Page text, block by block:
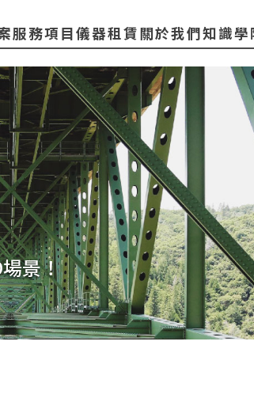
服務項目儀器租賃關於我們知識學
景！